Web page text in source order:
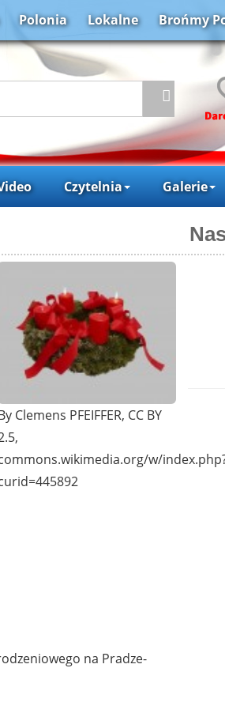
Polonia Lokalne Brońmy
Czytelnia Galerie
Clemens PFEIFFER, CC BY
w/
na Pradze-